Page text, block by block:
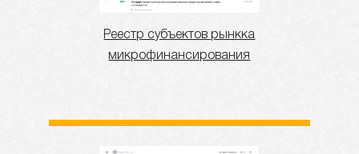
Реестр субъектов рынкка
микрофинансирования